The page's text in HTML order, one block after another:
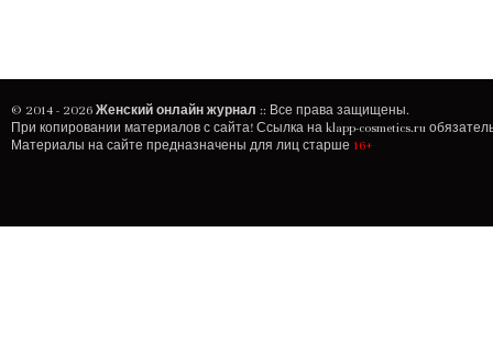
© 2014 - 2026 Женский онлайн журнал :: Все права защищены.
При копировании материалов с сайта! Ссылка на klapp-cosmetics.ru
Материалы на сайте предназначены для лиц старше 16+